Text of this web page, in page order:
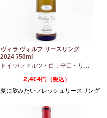
ヴィラ ヴォルフ リースリング
2024 750ml
ドイツ/ファルツ ・ 白：辛口 ・ リースリング
2,464円（税込）
夏に飲みたいフレッシュリースリング